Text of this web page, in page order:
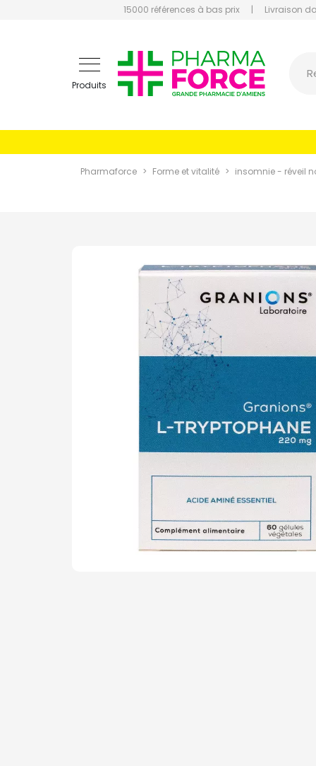
15000 références à bas prix | Livraison
Produits
Pharmaforce Forme et vitalité insomnie - réveil